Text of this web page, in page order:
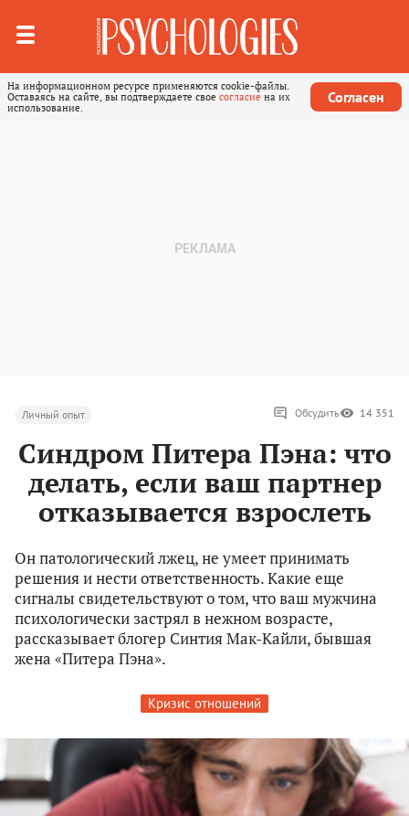
На информационном ресурсе применяются cookie-файлы.
Оставаясь на сайте, вы подтверждаете свое согласие на их
использование.
Согласен
Личный опыт Обсудить 14 351
Синдром Питера Пэна: что
делать, если ваш партнер
отказывается взрослеть
Он патологический лжец, не умеет принимать
решения и нести ответственность. Какие еще
сигналы свидетельствуют о том, что ваш мужчина
психологически застрял в нежном возрасте,
рассказывает блогер Синтия Мак-Кайли, бывшая
жена «Питера Пэна».
Кризис отношений